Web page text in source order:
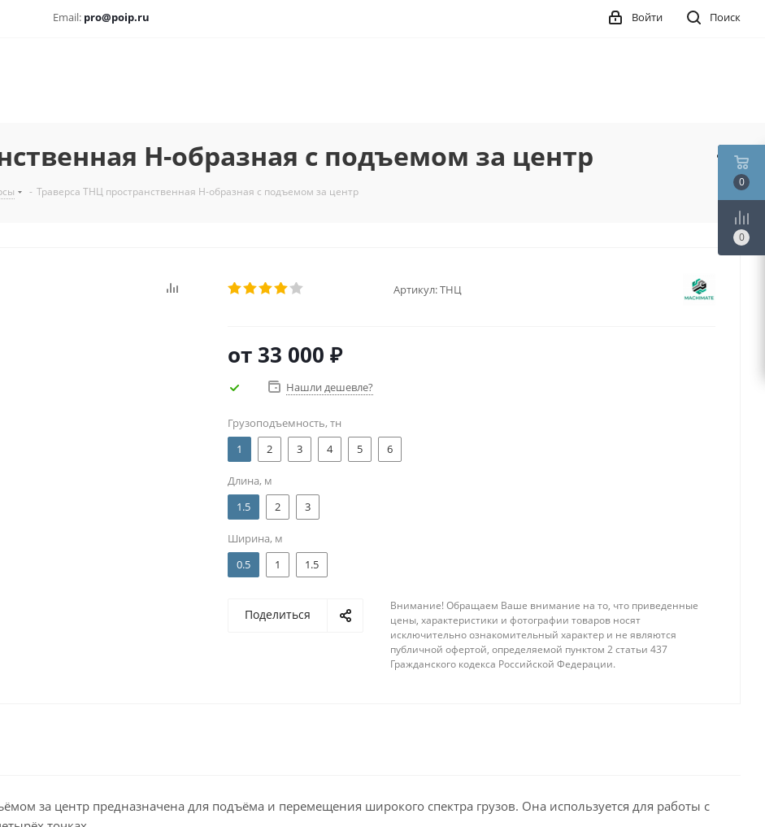
Email: pro@poip.ru Поиск
Войти
Н-образная с подъемом за центр
- Траверса ТНЦ пространственная Н-образная с подъемом за центр
Артикул:ТНЦ
от 33 000 ₽
Нашли дешевле?
Грузоподъемность, тн
1
2 3 4 5 6
Длина, м
1.5
2 3
Ширина, м
0.5
1 1.5
Поделиться
Внимание! Обращаем Ваше внимание на то, что приведенные
цены, характеристики и фотографии товаров носят
исключительно ознакомительный характер и не являются
публичной офертой, определяемой пунктом 2 статьи 437
Гражданского кодекса Российской Федерации.
за центр предназначена для подъёма и перемещения широкого спектра грузов. Она используется для работы с
0
0